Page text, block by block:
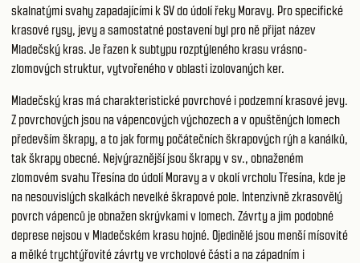
skalnatými svahy zapadajícími k SV do údolí řeky Moravy. Pro specifické
krasové rysy, jevy a samostatné postavení byl pro ně přijat název
Mladečský kras. Je řazen k subtypu rozptýleného krasu vrásno-
zlomových struktur, vytvořeného v oblasti izolovaných ker.
Mladečský kras má charakteristické povrchové i podzemní krasové jevy.
Z povrchových jsou na vápencových výchozech a v opuštěných lomech
především škrapy, a to jak formy počátečních škrapových rýh a kanálků,
tak škrapy obecné. Nejvýraznější jsou škrapy v sv., obnaženém
zlomovém svahu Třesína do údolí Moravy a v okolí vrcholu Třesína, kde je
na nesouvislých skalkách nevelké škrapové pole. Intenzivně zkrasovělý
povrch vápenců je obnažen skrývkami v lomech. Závrty a jim podobné
deprese nejsou v Mladečském krasu hojné. Ojedinělé jsou menší mísovité
a mělké trychtýřovité závrty ve vrcholové části a na západním i